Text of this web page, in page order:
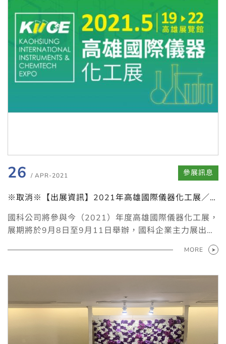
26 / APR-2021 參展訊息
※取消※【出展資訊】2021年高雄國際儀器化工展／
國科公司將參與今（2021）年度高雄國際儀器化工展，
展期將於9月8日至9月11日舉辦，國科企業主力展出商
MORE